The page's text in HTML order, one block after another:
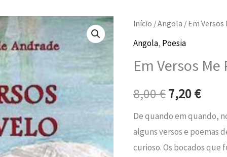
Início /Angola / Em Versos
Angola, Poesia
Em Versos
8,00€
O
preço
original
era:
8,00 €.
7,20€
O
é:
7,20
De quando em quando,
alguns versos e poemas
curioso. Os bocados que
Quantidade
de
Versos
Revelo
(Poemas)